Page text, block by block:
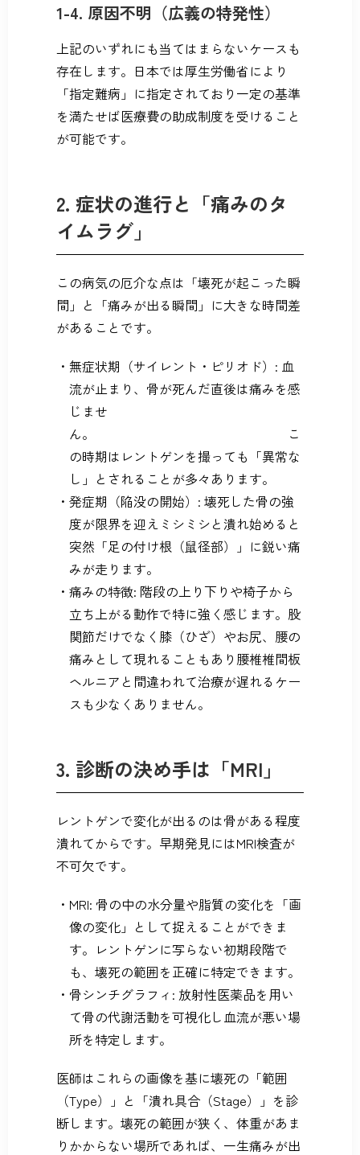
1-4. 原因不明（広義の特発性）
上記のいずれにも当てはまらないケースも
存在します。日本では厚生労働省により
「指定難病」に指定されており一定の基準
を満たせば医療費の助成制度を受けること
が可能です。
2. 症状の進行と「痛みのタ
イムラグ」
この病気の厄介な点は「壊死が起こった瞬
間」と「痛みが出る瞬間」に大きな時間差
があることです。
無症状期（サイレント・ピリオド）: 血
流が止まり、骨が死んだ直後は痛みを感
じませ
ん。 こ
の時期はレントゲンを撮っても「異常な
し」とされることが多々あります。
発症期（陥没の開始）: 壊死した骨の強
度が限界を迎えミシミシと潰れ始めると
突然「足の付け根（鼠径部）」に鋭い痛
みが走ります。
痛みの特徴: 階段の上り下りや椅子から
立ち上がる動作で特に強く感じます。股
関節だけでなく膝（ひざ）やお尻、腰の
痛みとして現れることもあり腰椎椎間板
ヘルニアと間違われて治療が遅れるケー
スも少なくありません。
3. 診断の決め手は「MRI」
レントゲンで変化が出るのは骨がある程度
潰れてからです。早期発見にはMRI検査が
不可欠です。
MRI: 骨の中の水分量や脂質の変化を「画
像の変化」として捉えることができま
す。レントゲンに写らない初期段階で
も、壊死の範囲を正確に特定できます。
骨シンチグラフィ: 放射性医薬品を用い
て骨の代謝活動を可視化し血流が悪い場
所を特定します。
医師はこれらの画像を基に壊死の「範囲
（Type）」と「潰れ具合（Stage）」を診
断します。壊死の範囲が狭く、体重があま
りかからない場所であれば、一生痛みが出